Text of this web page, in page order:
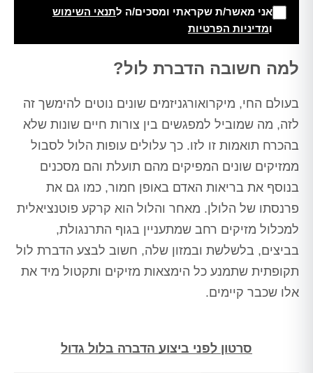
אני מאשר/ת שקראתי ומסכים/ה לתנאי השימוש
ומדיניות הפרטיות
למה חשובה הדברת לול?
בעולם החי, מיקרואורגניזמים שונים נוטים להימשך זה
לזה, מה שמוביל למפגשים בין צורות חיים שונות שלא
בהכרח תואמות זו לזו. כך עלולים עופות הלול לסבול
ממזיקים שונים המפיקים מהם תועלת והם מסכנים
בנוסף את בריאות האדם באופן חמור, כמו גם את
פרנסתו של הלולן. מאחר והלול הוא קרקע פוטנציאלית
למכלול מזיקים רחב שמתעניין בגוף התרנגולת,
בביצים, בלשלשת ובמזון שלה, חשוב לבצע הדברת לול
תקופתית שתמנע כל הימצאות מזיקים ותקטול מיד את
אלו שכבר קיימים.
סרטון לפני ביצוע הדברה בלול גדול